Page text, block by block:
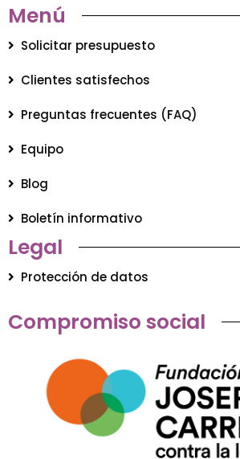
Menú
Solicitar presupuesto
Clientes satisfechos
Preguntas frecuentes (FAQ)
Equipo
Blog
Boletín informativo
Legal
Protección de datos
Compromiso social